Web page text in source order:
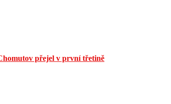
přejel v první třetině